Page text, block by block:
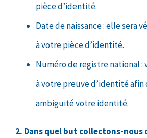
pièce d’identité.
Date de naissance : elle sera
à votre pièce d’identité.
Numéro de registre national
à votre preuve d’identité afin
ambiguïté votre identité.
2. Dans quel but collectons-nous